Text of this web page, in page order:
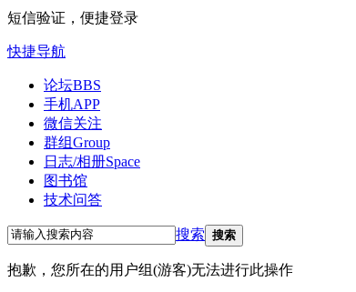
短信验证，便捷登录
快捷导航
论坛BBS
手机APP
微信关注
群组Group
日志/相册Space
图书馆
技术问答
搜索 搜索
抱歉，您所在的用户组(游客)无法进行此操作